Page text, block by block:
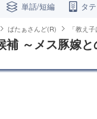
単話/短編 タ
ばたぁさんど(R) 「教え
補 ～メス豚嫁